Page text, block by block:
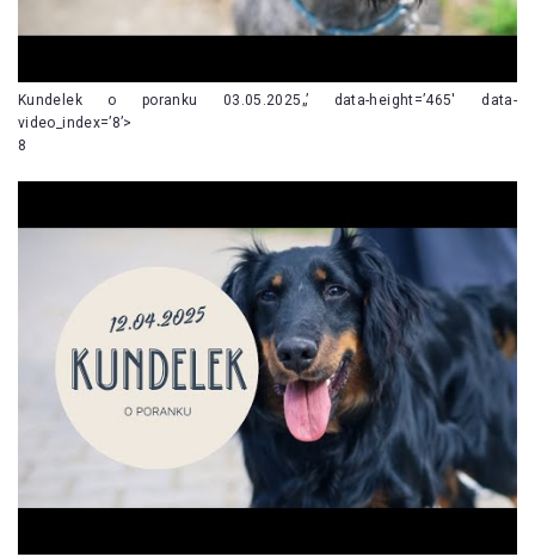
Kundelek o poranku 03.05.2025„’ data-height=’465′ data-
video_index=’8’>
8